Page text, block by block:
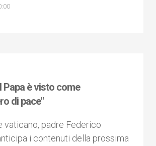
Papa è visto come
di pace"
vaticano, padre Federico
i contenuti della prossima